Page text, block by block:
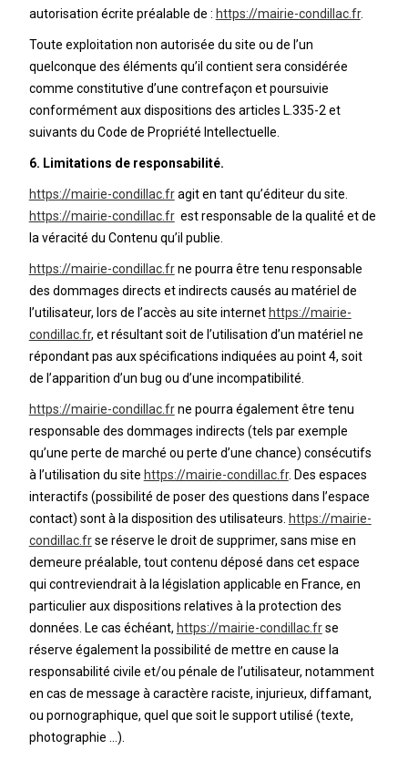
autorisation écrite préalable de : https://mairie-condillac.fr.
Toute exploitation non autorisée du site ou de l’un
quelconque des éléments qu’il contient sera considérée
comme constitutive d’une contrefaçon et poursuivie
conformément aux dispositions des articles L.335-2 et
suivants du Code de Propriété Intellectuelle.
6. Limitations de responsabilité.
https://mairie-condillac.fragit en tant qu’éditeur du site.
https://mairie-condillac.frest responsable de la qualité et de
la véracité du Contenu qu’il publie.
https://mairie-condillac.frne pourra être tenu responsable
des dommages directs et indirects causés au matériel de
l’utilisateur, lors de l’accès au site internet https://mairie-
condillac.fr, et résultant soit de l’utilisation d’un matériel ne
répondant pas aux spécifications indiquées au point 4, soit
de l’apparition d’un bug ou d’une incompatibilité.
https://mairie-condillac.frne pourra également être tenu
responsable des dommages indirects (tels par exemple
qu’une perte de marché ou perte d’une chance) consécutifs
à l’utilisation du site https://mairie-condillac.fr. Des espaces
interactifs (possibilité de poser des questions dans l’espace
contact) sont à la disposition des utilisateurs. https://mairie-
condillac.frse réserve le droit de supprimer, sans mise en
demeure préalable, tout contenu déposé dans cet espace
qui contreviendrait à la législation applicable en France, en
particulier aux dispositions relatives à la protection des
données. Le cas échéant, https://mairie-condillac.frse
réserve également la possibilité de mettre en cause la
responsabilité civile et/ou pénale de l’utilisateur, notamment
en cas de message à caractère raciste, injurieux, diffamant,
ou pornographique, quel que soit le support utilisé (texte,
photographie …).